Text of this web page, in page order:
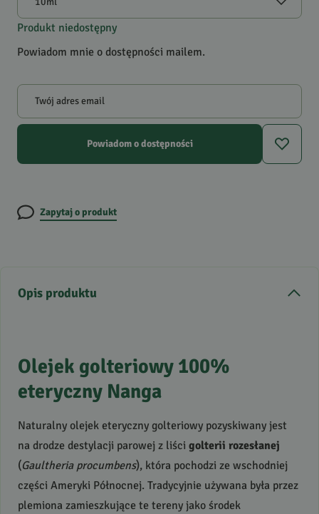
Produkt niedostępny
Powiadom mnie o dostępności mailem.
Twój adres email
Powiadom o dostępności
Zapytaj o produkt
Opis produktu
Olejek golteriowy 100%
eteryczny Nanga
Naturalny olejek eteryczny golteriowy pozyskiwany jest
na drodze destylacji parowej z liści golterii rozesłanej
(Gaultheria procumbens), która pochodzi ze wschodniej
części Ameryki Północnej. Tradycyjnie używana była przez
plemiona zamieszkujące te tereny jako środek